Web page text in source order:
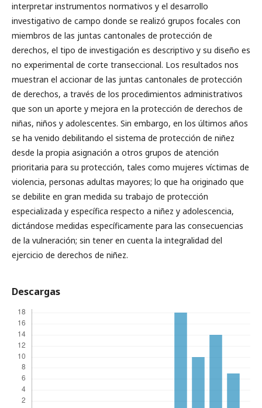
interpretar instrumentos normativos y el desarrollo
investigativo de campo donde se realizó grupos focales con
miembros de las juntas cantonales de protección de
derechos, el tipo de investigación es descriptivo y su diseño es
no experimental de corte transeccional. Los resultados nos
muestran el accionar de las juntas cantonales de protección
de derechos, a través de los procedimientos administrativos
que son un aporte y mejora en la protección de derechos de
niñas, niños y adolescentes. Sin embargo, en los últimos años
se ha venido debilitando el sistema de protección de niñez
desde la propia asignación a otros grupos de atención
prioritaria para su protección, tales como mujeres víctimas de
violencia, personas adultas mayores; lo que ha originado que
se debilite en gran medida su trabajo de protección
especializada y específica respecto a niñez y adolescencia,
dictándose medidas específicamente para las consecuencias
de la vulneración; sin tener en cuenta la integralidad del
ejercicio de derechos de niñez.
Descargas